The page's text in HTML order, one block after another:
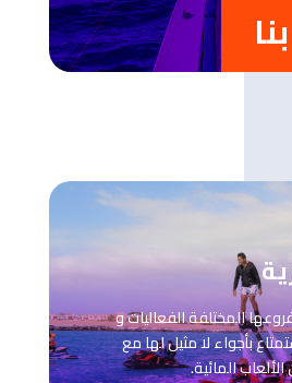
المختلفة الفعاليات و
بأجواء لا مثيل لها مع
المائية.